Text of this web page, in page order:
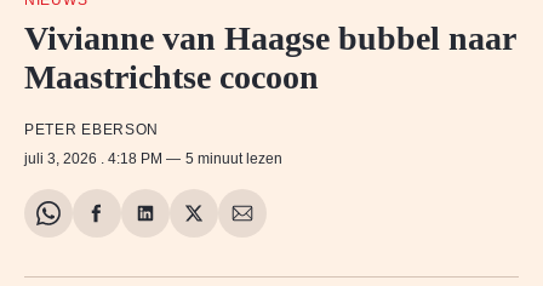
Vivianne van Haagse bubbel naar
Maastrichtse cocoon
PETER EBERSON
juli 3, 2026 . 4:18 PM 5 minuut lezen
Share
WhatsApp
Delen
Facebook
Delen
LinkedIn
Share
X
Deel
E-